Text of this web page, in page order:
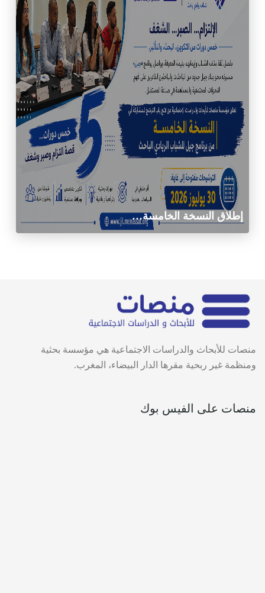
إطلاق النسخة الخامسة…
منصات للأبحاث والدراسات الاجتماعية هي مؤسسة بحثية
ومنظمة غير ربحية مقرها الدار البيضاء، المغرب.
منصات على الفيس بوك